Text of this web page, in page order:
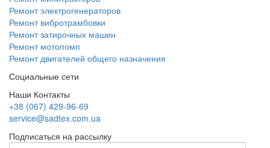
Ремонт электрогенераторов
Ремонт вибротрамбовки
Ремонт затирочных машин
Ремонт мотопомп
Ремонт двигателей общего назначения
Социальные сети
Наши Контакты
+38 (067) 429-96-69
service@sadtex.com.ua
Подписаться на рассылку